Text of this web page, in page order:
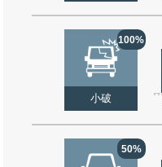
100%
小破
50%